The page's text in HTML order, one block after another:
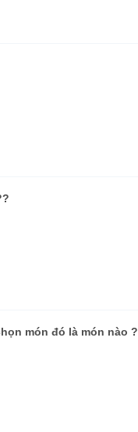
món đó là món nào ?